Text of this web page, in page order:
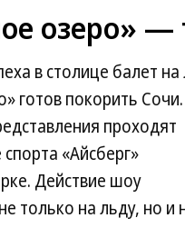
озеро» —
в столице балет на
готов покорить Сочи.
проходят
«Айсберг»
Действие шоу
только на льду, но и